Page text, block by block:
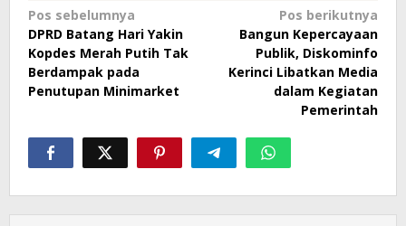
Navigasi
pos
Pos sebelumnya
DPRD Batang Hari Yakin
Kopdes Merah Putih Tak
Berdampak pada
Penutupan Minimarket
Pos berikutnya
Bangun Kepercayaan
Publik, Diskominfo
Kerinci Libatkan Media
dalam Kegiatan
Pemerintah